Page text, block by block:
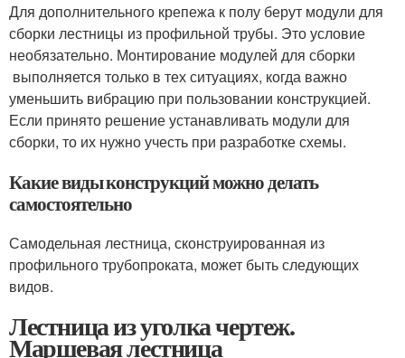
Для дополнительного крепежа к полу берут модули для
сборки лестницы из профильной трубы. Это условие
необязательно. Монтирование модулей для сборки
выполняется только в тех ситуациях, когда важно
уменьшить вибрацию при пользовании конструкцией.
Если принято решение устанавливать модули для
сборки, то их нужно учесть при разработке схемы.
Какие виды конструкций можно делать
самостоятельно
Самодельная лестница, сконструированная из
профильного трубопроката, может быть следующих
видов.
Лестница из уголка чертеж.
Маршевая лестница